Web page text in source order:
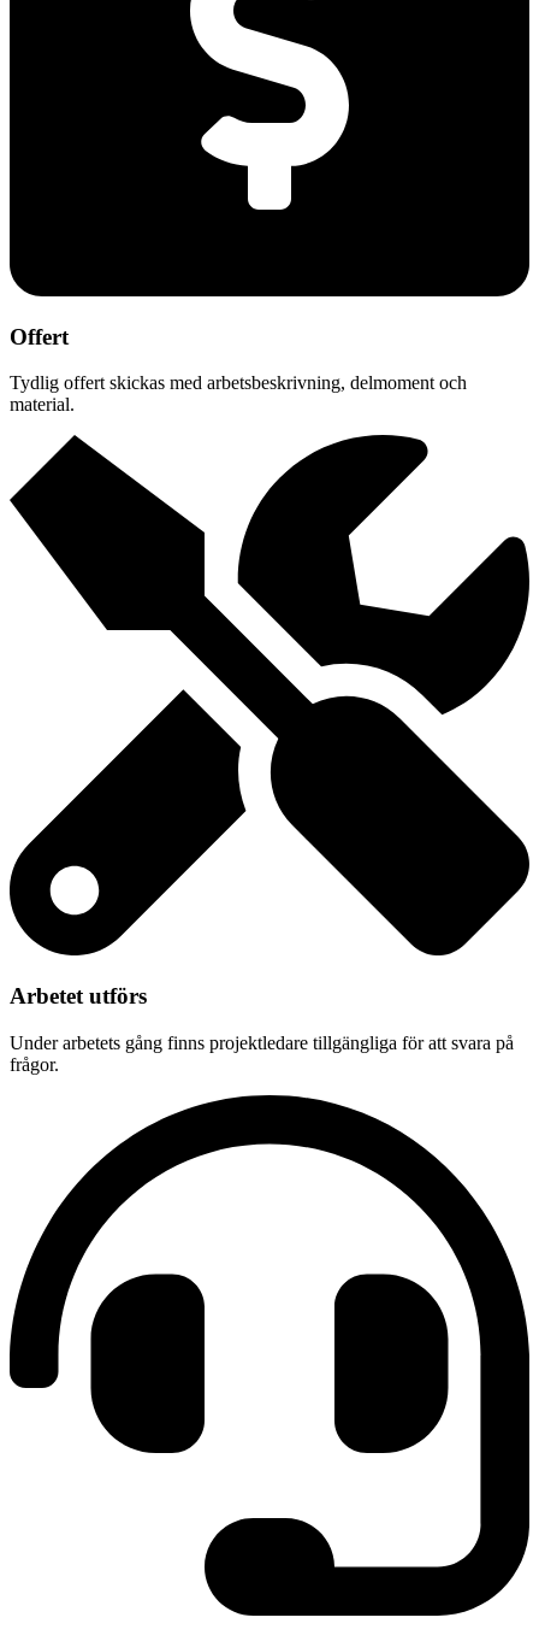
Offert
Tydlig offert skickas med arbetsbeskrivning, delmoment och
material.
Arbetet utförs
Under arbetets gång finns projektledare tillgängliga för att svara på
frågor.